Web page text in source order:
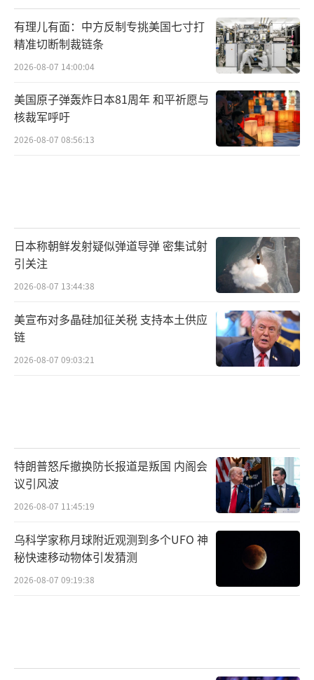
有理儿有面：中方反制专挑美国七寸打
精准切断制裁链条
2026-08-07 14:00:04
美国原子弹轰炸日本81周年 和平祈愿与
核裁军呼吁
2026-08-07 08:56:13
日本称朝鲜发射疑似弹道导弹 密集试射
引关注
2026-08-07 13:44:38
美宣布对多晶硅加征关税 支持本土供应
链
2026-08-07 09:03:21
特朗普怒斥撤换防长报道是叛国 内阁会
议引风波
2026-08-07 11:45:19
乌科学家称月球附近观测到多个UFO 神
秘快速移动物体引发猜测
2026-08-07 09:19:38